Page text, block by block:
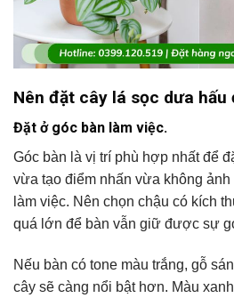
Nên đặt cây lá sọc dưa hấu
Đặt ở góc bàn làm việc.
Góc bàn là vị trí phù hợp nhất để
vừa tạo điểm nhấn vừa không
làm việc. Nên chọn chậu có kích
quá lớn để bàn vẫn giữ được sự
Nếu bàn có tone màu trắng, gỗ
cây sẽ càng nổi bật hơn. Màu